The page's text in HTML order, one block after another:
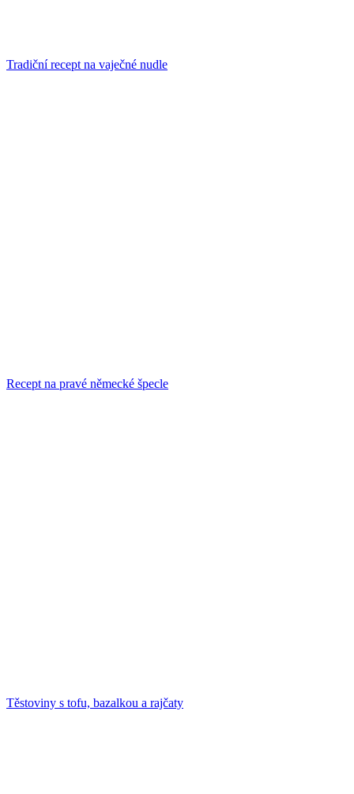
Tradiční recept na vaječné nudle
Recept na pravé německé špecle
Těstoviny s tofu, bazalkou a rajčaty